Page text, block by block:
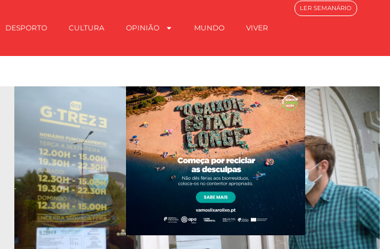
DESPORTO CULTURA OPINIÃO MUNDO VIVER
LER SEMANÁRIO